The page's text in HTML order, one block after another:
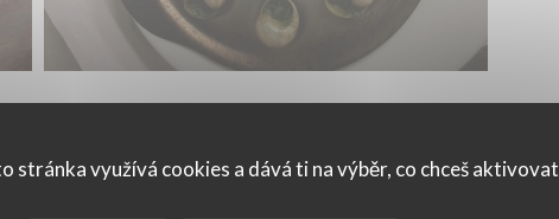
stránka využívá cookies a dává ti na výběr, co chceš aktivovat